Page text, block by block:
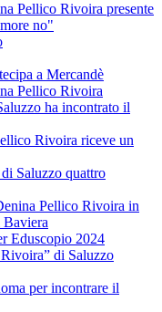
Pellico Rivoira presente
no"
a Mercandè
Pellico Rivoira
ha incontrato il
Rivoira riceve un
Saluzzo quattro
Pellico Rivoira in
Eduscopio 2024
di Saluzzo
per incontrare il